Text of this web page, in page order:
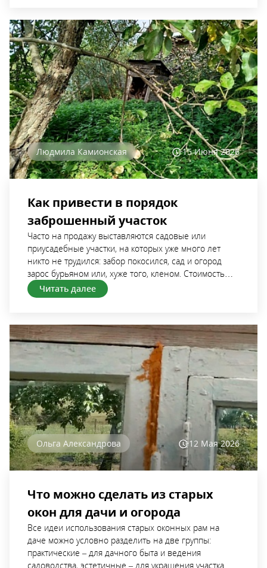
Людмила Камионская 15 Июня 2026
Как привести в порядок
заброшенный участок
Часто на продажу выставляются садовые или приусадебные участки, на которых уже много лет никто не трудился: забор покосился, сад и огород зарос бурьяном или, хуже того, кленом. Стоимость таких землевладений обычно ниже, чем ухоженных, поэтому на них легко польститься. Расскажем, как привести в порядок заброшенный участок, с чего начать, на что обратить внимание. Заброшенный участок Когда лучше покупать участок Если есть возможность выбора, то земельный участок лучше покупать в самом начале сезона, когда только-только сошел снег. Так вы сможете оценить рельеф участка и масштаб предстоящих работ. К тому же у вас впереди почти полгода хорошей погоды, когда можно обустраиваться и, возможно, вы успеете что-то вырастить или посадить уже в первый год. При покупке участка зимой, когда он завален снегом, многое остается скрытым от глаз. После таяния снега обнаруживаются скопления бытового мусора, пришедший в негодность забор, проблемы с колодцем или неработающей скважиной и пр. Также весной может обнаружиться, что талые воды скапливаются на участке, долго не уходят, что мешает заниматься садоводством и земледелием. Но даже в этом случае вы справитесь, если приложите руки или наймете рабочую силу. Вопрос лишь в том, сколько сил, времени и денег потребуется. С чего начать Определение границ По новому закону, вступившему в силу 1 марта 2025 года, земельные участки продаются только после проведения межевания. Таким образом, покупая участок, вы будете точно знать его границы. Если ваш участок расположен между соседними, где живут люди, обычно нет проблем с определением границ, забор уже установлен. Если же по соседству находятся заброшенные участки, забор местами покосился, упал или вовсе отсутствует, лучше начать с определения границ своих новых владений. Не будет лишним вызвать кадастрового инженера, который укажет точные ориентиры, ведь порой земельные наделы имеют неправильную форму. Определение точных границ поможет вам установить забор правильно, чтобы впоследствии не возникало территориальных споров с соседями, а также убережет от лишней работы по расчистке чужой земли. Первичный осмотр Когда эйфория от приобретения своего землевладения пройдет и вы приедете на участок как хозяин, первичный осмотр может вызвать чувство паники. Это совершенно нормально. В первую поездку возьмите что-то, что поможет сохранять вам душевный покой, когда появится чувство, что вы взвалили на себя огромную ношу. Если на участке нет жилого дома, где можно приготовить пищу, возьмите с собой чай или кофе в термосе, какие-то прохладительные напитки, бутерброды или готовую еду, чтобы вы могли выдохнуть, перекусить, прийти в себя и затем продолжить осмотр. Важно понимать, что приведение в порядок заброшенного сада, огорода, восстановление старенького дома или строительство нового — это не спринтерский забег, а марафон на длинную дистанцию, который будет длиться несколько лет. И прежде всего важно сохранить свое здоровье: не надорваться, не сорвать спину, не покалечиться, — что вполне вероятно, если пытаться сделать “всё и сразу”. Если участок сильно зарос бурьяном, кленом, кустарником, то для первого обхода лучше надеть плотную одежду и резиновые сапоги, чтобы не наступить случайно на гвоздь, защитить себя от царапин и прочих неожиданностей. Если в вашем регионе водятся змеи (а они водятся почти повсеместно), во время осмотра можно случайно потревожить рептилий, которые успели облюбовать этот участок, пока он стоял без хозяина. Чтобы избежать неприятностей, осматривайте завалы без спешки, так вы успеете заметить доску с гвоздями под слоем жухлой травы или пригревшуюся на солнышке гадюку. Также важно учесть, что на участке могут обнаружиться какие-то ямы: от старого прогнившего погреба, выгребная яма уличного туалета или заброшенный колодец. Если делать осмотр поспешно, в пылу сраженья с завалами можно ненароком провалиться и покалечиться. При первом осмотре вы наверняка обнаружите и что-то приятное: куст пиона, или гортензии, выжившие в бурьяне, или несколько кустов смородины и крыжовника, о которых не упоминал прежний хозяин, а может быть, полянку нарциссов или черемши, разросшихся под деревом. Примечайте все полезные растения, чтобы в дальнейшем уделить им внимание. Составление списка дел Руки чешутся схватиться за грабли или бензопилу, можно так и поступить, чтобы прямо сейчас уже начать наводить порядок. Но если площадь участка обширная, завалов много, а дел невпроворот, то лучше начать с планирования. Обход участка можно проводить с записной книжкой, куда удобно сразу вносить обнаруженные проблемы. Например, забор покосился, поменять столб; вырубить клен; убрать бурьян; вывезти мусор и т.д. Когда все дела внесены в список, все покажется не таким уж страшным. Теперь можно составить иерархию дел по мере срочности, пронумеровать их, а лучше составить новый список с учетом того, что нужно сделать в первую очередь. Важно здраво оценивать свои физические возможности и умения, а также наличие свободного времени. Какие-то работы лучше переложить на профессионалов или на подсобных рабочих. Это потребует денежных затрат, но сэкономит время и силы. Знакомство с соседями Знакомство с местным населением не стоит откладывать “на потом”, особенно если вы покупаете дом в деревне, где все друг друга знают. Появление новых людей — всегда событие, чтобы избежать ненужных слухов и сплетен, лучше сразу представиться. Сельский магазин обычно является центром притяжения, где собирается вся информация, поэтому для знакомства можно направиться прямо туда. В современных реалиях любое сообщество, будь то село или дачное товарищество, имеет свою группу в соцсетях или мессенджерах, нужно лишь вступить в нее, чтобы иметь возможность быстро наладить коммуникацию. Знакомство с соседями и местным населением дает множество бонусов: при необходимости вы найдете недорогую рабочую силу; сможете сбыть с рук то, что вам не нужно, чтобы не тратить деньги на вывоз старой мебели, стройматериалов от разбора хозпостроек и пр., выясните, кто занимается вспашкой огородов, заготовкой дров или продажей мяса, молока, яиц и пр.; узнаете какие-то особенности местных реалий, например, о вероятности подтопления весенними талыми водами, о том, насколько глубоко проходят грунтовые воды и пр.; узнаете скрытые особенности вашего участка, о которых не упомянул прежний хозяин (“а вот тут у них был старый дом, от него остался фундамент” или “а в погреб у них всегда вода заходит” и т.п.). Осмотр дома Безопасность Если на участке есть старенький дом, его нужно внимательно осмотреть. Вы провели осмотр при покупке, но теперь уже смотрите на все иначе, хозяйским взглядом. Прежде всего нужно убедиться в безопасности постройки, если на вид жилище довольно ветхое. Важно не провалиться, если на крыльце подгнили ступеньки или в доме сгнило несколько половых досок. Не менее значимо, чтобы по голове ничего не прилетело — ни оторвавшийся водосток, ни тем более балка или потолочная доска. Коммуникации Скорее всего в доме есть электричество — проверьте, как оно работает, не коротят ли розетки. Возможно, проведение новой электропроводки — это первая работа, которую придется сделать в новом доме. Наличие питьевой воды — еще один важный вопрос. Если вода не заведена в дом, а на участке есть колодец или скважина, необходимо проверить их состояние. Возможно, придется чистить колодец (что можно сделать своими силами или с привлечением подсобников) или проводить продувку скважины (здесь уже потребуются специалисты с оборудованием). При наличии центрального водопровода важно выяснить, где проходит труба, чтобы при проведении земляных работ случайно не повредить ее. Если селение газифицировано, но в ваши владения газ не заведен, нужно узнать, где проходит газовая труба (если она идет под землей), это могут подсказать соседи либо нужно обращаться в газовую службу. Повреждение газовой трубы — еще более серьезная проблема, чем случайный прорыв водопровода. В отдаленных местностях нашей большой страны есть множество живописных мест, где есть проблемы со связью. Если ваш телефон не показывает ни одного деления либо во время разговора вы слышите только “бульканье”, узнайте у местного населения, какой оператор мобильной связи здесь дает устойчивый сигнал. Оценка “масштабов трагедии” После проведенного осмотра придется хорошенько задуматься над тем, что проще, выгоднее, дешевле: восстановить старый дом или снести его и построить новый. Стоит взвесить все “за” и “против”, учитывая свои финансовые возможности, а также перспективы: кто будет жить в этом доме, как долго. Возведение родового поместья может быть захватывающей идеей, которая потребует больших вложений. Но на поверку взрослые дети крайне редко согласны жить под одной крышей с родителями, поэтому нужно тщательно продумать перспективы. Восстановление старого дома и доведение его до современного состояния потребует не так мало денег, как может показаться на первый взгляд. Разве что процесс ремонта можно растянуть на несколько лет, чтобы уменьшить финансовую нагрузку. Но даже после восстановления старый дом останется старым. Возможно, имеет смысл снести ветхое строение и построить на его месте новое, в котором будет приятно жить. Не обязательно дом должен быть капитальным, на монолитном фундаменте. В современных реалиях есть множество вариантов быстровозводимых конструкций из тонкого бруса, СИП-панелей, по каркасно-щитовой технологии или из готовых модулей. Все эти варианты не требуют заливки бетонного фундамента, можно обойтись вкручиванием свай, это гораздо дешевле и быстрее. Наведение порядка Работы на заброшенном участке начинаются с наведения порядка. Придется засучить рукава либо нанять бригаду помощников, работы предстоит много. Стоит сразу определить, каким именно образом и куда вы будете вывозить м
Читать далее
Ольга Александрова 12 Мая 2026
Что можно сделать из старых
окон для дачи и огорода
Все идеи использования старых оконных рам на
даче можно условно разделить на две группы:
практические – для дачного быта и ведения
садоводства, эстетичные – для украшения участка